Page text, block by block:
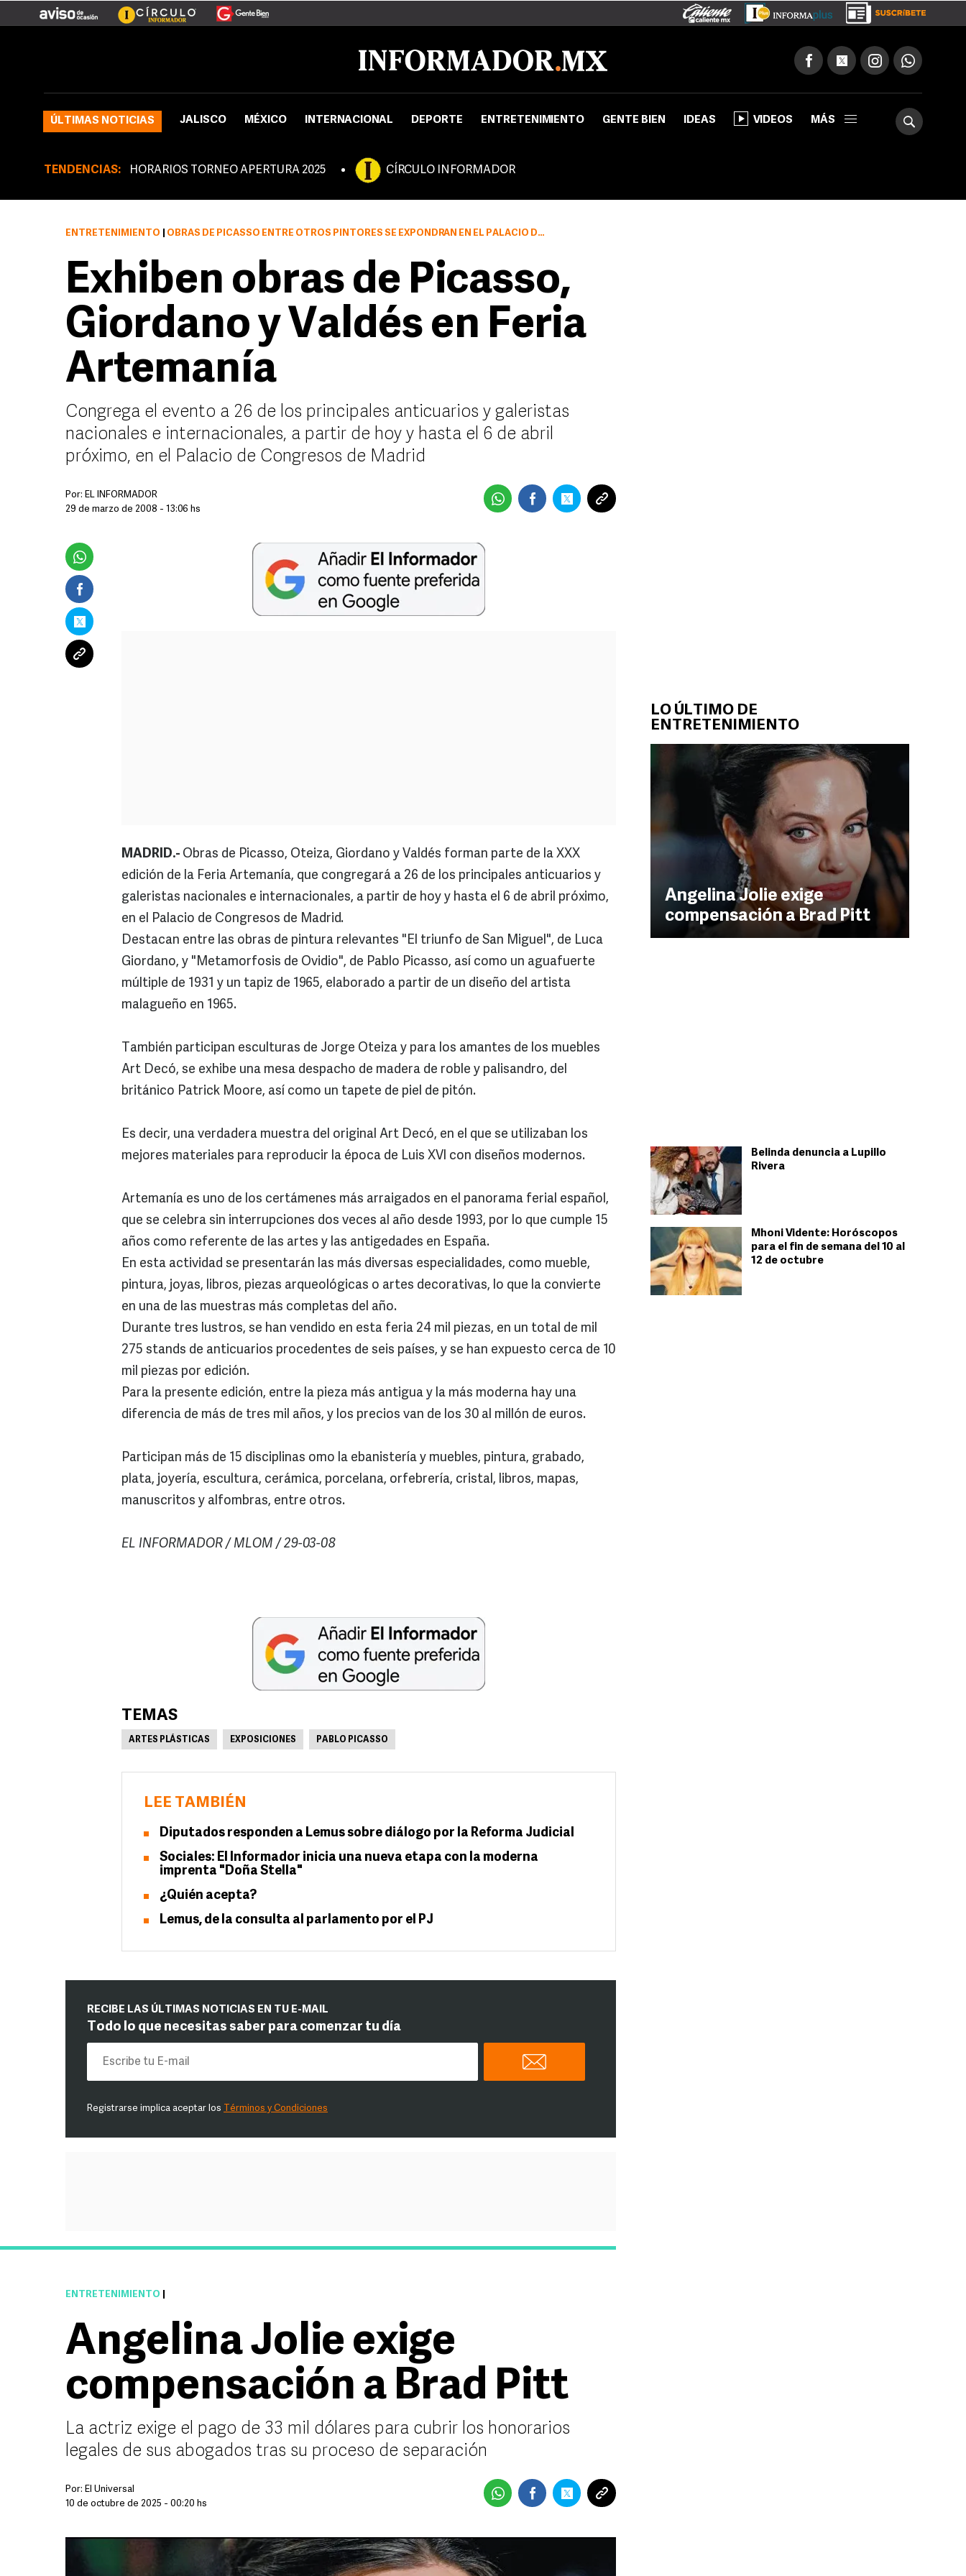
ÚLTIMAS NOTICIAS JALISCO MÉXICO INTERNACIONAL DEPORTE ENTRETENIMIENTO GENTE BIEN IDEAS VIDEOS MÁS
TENDENCIAS: HORARIOS TORNEO APERTURA 2025 CÍRCULO INFORMADOR
LO ÚLTIMO DE
ENTRETENIMIENTO
Angelina Jolie exige
compensación a Brad Pitt
Belinda denuncia a Lupillo
Rivera
Mhoni Vidente: Horóscopos
para el fin de semana del 10 al
12 de octubre
ENTRETENIMIENTO OBRAS DE PICASSO ENTRE OTROS PINTORES SE EXPONDRÁN EN EL PALACIO DE CONGRESOS DE MADRID.
Exhiben obras de Picasso,
Giordano y Valdés en Feria
Artemanía
Congrega el evento a 26 de los principales anticuarios y galeristas
nacionales e internacionales, a partir de hoy y hasta el 6 de abril
próximo, en el Palacio de Congresos de Madrid
Por: EL INFORMADOR
29 de marzo de 2008 - 13:06 hs
MADRID.- Obras de Picasso, Oteiza, Giordano y Valdés forman parte de la XXX
edición de la Feria Artemanía, que congregará a 26 de los principales anticuarios y
galeristas nacionales e internacionales, a partir de hoy y hasta el 6 de abril próximo,
en el Palacio de Congresos de Madrid.
Destacan entre las obras de pintura relevantes "El triunfo de San Miguel", de Luca
Giordano, y "Metamorfosis de Ovidio", de Pablo Picasso, así como un aguafuerte
múltiple de 1931 y un tapiz de 1965, elaborado a partir de un diseño del artista
malagueño en 1965.
También participan esculturas de Jorge Oteiza y para los amantes de los muebles
Art Decó, se exhibe una mesa despacho de madera de roble y palisandro, del
británico Patrick Moore, así como un tapete de piel de pitón.
Es decir, una verdadera muestra del original Art Decó, en el que se utilizaban los
mejores materiales para reproducir la época de Luis XVI con diseños modernos.
Artemanía es uno de los certámenes más arraigados en el panorama ferial español,
que se celebra sin interrupciones dos veces al año desde 1993, por lo que cumple 15
años como referente de las artes y las antigedades en España.
En esta actividad se presentarán las más diversas especialidades, como mueble,
pintura, joyas, libros, piezas arqueológicas o artes decorativas, lo que la convierte
en una de las muestras más completas del año.
Durante tres lustros, se han vendido en esta feria 24 mil piezas, en un total de mil
275 stands de anticuarios procedentes de seis países, y se han expuesto cerca de 10
mil piezas por edición.
Para la presente edición, entre la pieza más antigua y la más moderna hay una
diferencia de más de tres mil años, y los precios van de los 30 al millón de euros.
Participan más de 15 disciplinas omo la ebanistería y muebles, pintura, grabado,
plata, joyería, escultura, cerámica, porcelana, orfebrería, cristal, libros, mapas,
manuscritos y alfombras, entre otros.
EL INFORMADOR / MLOM / 29-03-08
TEMAS
ARTES PLÁSTICAS EXPOSICIONES PABLO PICASSO
LEE TAMBIÉN
Diputados responden a Lemus sobre diálogo por la Reforma Judicial
Sociales: El Informador inicia una nueva etapa con la moderna
imprenta "Doña Stella"
¿Quién acepta?
Lemus, de la consulta al parlamento por el PJ
RECIBE LAS ÚLTIMAS NOTICIAS EN TU E-MAIL
Todo lo que necesitas saber para comenzar tu día
Registrarse implica aceptar los Términos y Condiciones
ENTRETENIMIENTO
Angelina Jolie exige
compensación a Brad Pitt
La actriz exige el pago de 33 mil dólares para cubrir los honorarios
legales de sus abogados tras su proceso de separación
Por: El Universal
10 de octubre de 2025 - 00:20 hs